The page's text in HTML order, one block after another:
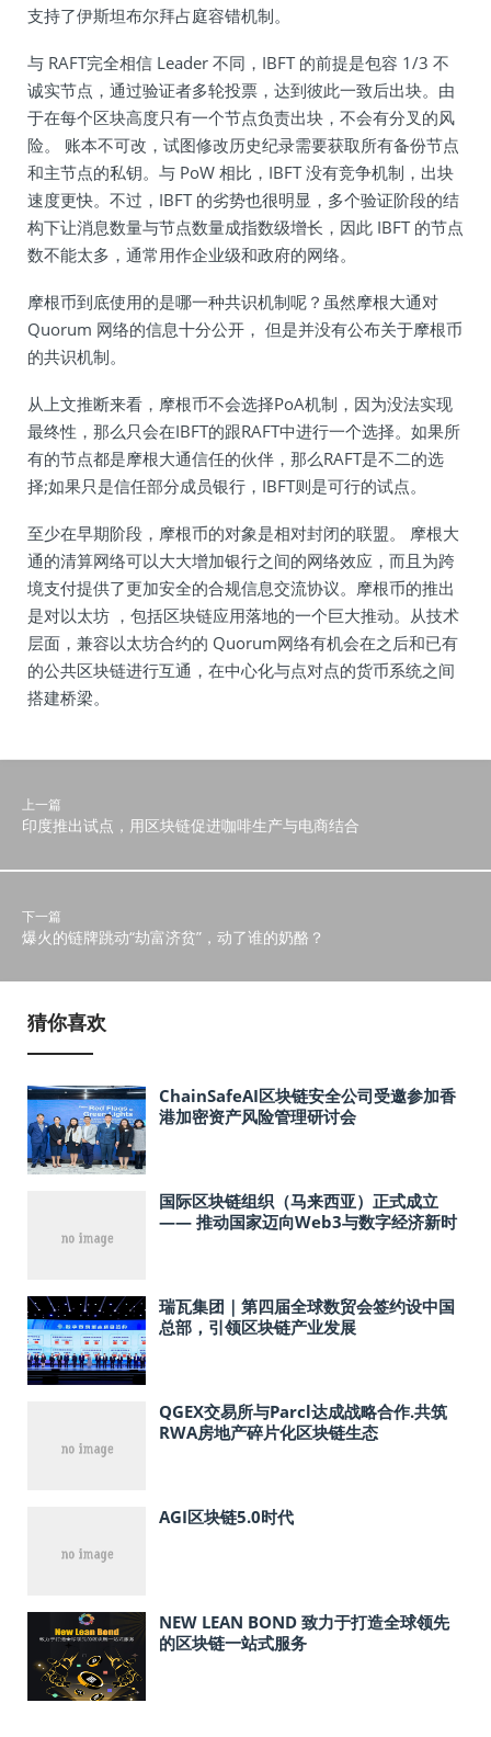
支持了伊斯坦布尔拜占庭容错机制。
与 RAFT完全相信 Leader 不同，IBFT 的前提是包容 1/3 不
诚实节点，通过验证者多轮投票，达到彼此一致后出块。由
于在每个区块高度只有一个节点负责出块，不会有分叉的风
险。 账本不可改，试图修改历史纪录需要获取所有备份节点
和主节点的私钥。与 PoW 相比，IBFT 没有竞争机制，出块
速度更快。不过，IBFT 的劣势也很明显，多个验证阶段的结
构下让消息数量与节点数量成指数级增长，因此 IBFT 的节点
数不能太多，通常用作企业级和政府的网络。
摩根币到底使用的是哪一种共识机制呢？虽然摩根大通对
Quorum 网络的信息十分公开， 但是并没有公布关于摩根币
的共识机制。
从上文推断来看，摩根币不会选择PoA机制，因为没法实现
最终性，那么只会在IBFT的跟RAFT中进行一个选择。如果所
有的节点都是摩根大通信任的伙伴，那么RAFT是不二的选
择;如果只是信任部分成员银行，IBFT则是可行的试点。
至少在早期阶段，摩根币的对象是相对封闭的联盟。 摩根大
通的清算网络可以大大增加银行之间的网络效应，而且为跨
境支付提供了更加安全的合规信息交流协议。摩根币的推出
是对以太坊 ，包括区块链应用落地的一个巨大推动。从技术
层面，兼容以太坊合约的 Quorum网络有机会在之后和已有
的公共区块链进行互通，在中心化与点对点的货币系统之间
搭建桥梁。
上一篇
印度推出试点，用区块链促进咖啡生产与电商结合
下一篇
爆火的链牌跳动“劫富济贫”，动了谁的奶酪？
猜你喜欢
ChainSafeAI区块链安全公司受邀参加香
港加密资产风险管理研讨会
国际区块链组织（马来西亚）正式成立
—— 推动国家迈向Web3与数字经济新时
瑞瓦集团｜第四届全球数贸会签约设中国
总部，引领区块链产业发展
QGEX交易所与Parcl达成战略合作.共筑
RWA房地产碎片化区块链生态
AGI区块链5.0时代
NEW LEAN BOND 致力于打造全球领先
的区块链一站式服务